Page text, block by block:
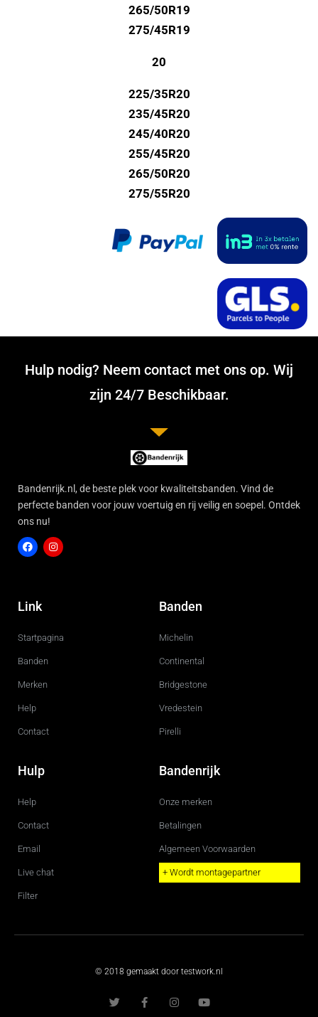
265/50R19
275/45R19
20
225/35R20
235/45R20
245/40R20
255/45R20
265/50R20
275/55R20
Hulp nodig? Neem contact met ons op. Wij
zijn 24/7 Beschikbaar.
Bandenrijk.nl, de beste plek voor kwaliteitsbanden. Vind de
perfecte banden voor jouw voertuig en rij veilig en soepel. Ontdek
ons nu!
c
e
o
g
r
Link
Startpagina
Banden
Merken
Help
Contact
Banden
Michelin
Continental
Bridgestone
Vredestein
Pirelli
Hulp
Help
Contact
Email
Live chat
Filter
Bandenrijk
Onze merken
Betalingen
Algemeen Voorwaarden
+ Wordt montagepartner
© 2018 gemaakt door testwork.nl
w
i
a
c
n
s
o
u